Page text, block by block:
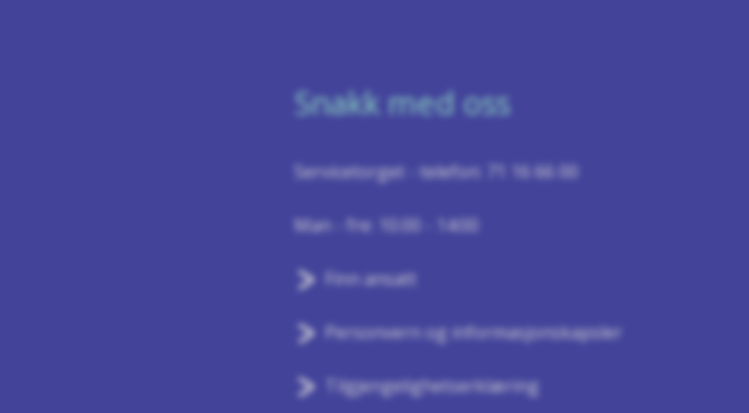
Snakk med oss
Servicetorget - telefon: 71 16 66 00
Man - fre: 10.00 - 14:00
Finn ansatt
Personvern og informasjonskapsler
Tilgjengelighetserklæring